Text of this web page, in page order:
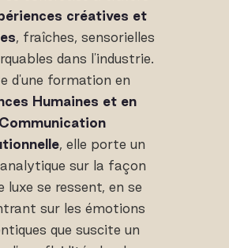
créatives et
, fraîches, sensorielles
dans l'industrie.
d'une formation en
Humaines et en
Communication
, elle porte un
sur la façon
luxe se ressent, en se
sur les émotions
que suscite un